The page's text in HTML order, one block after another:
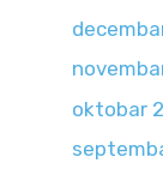
oktobar